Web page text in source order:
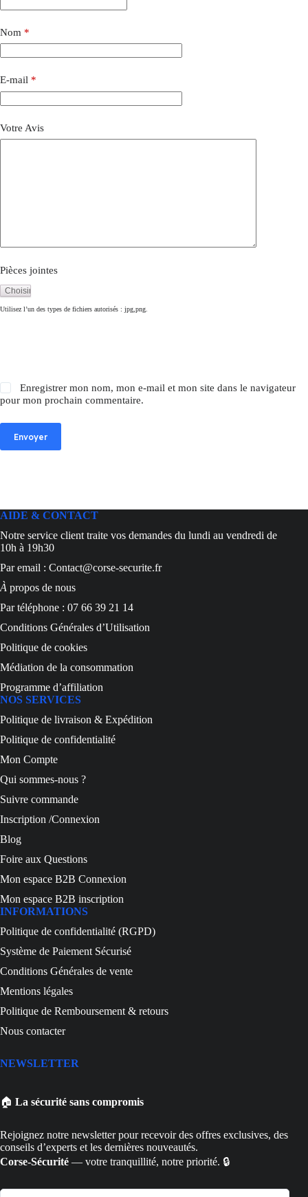
Nom *
E-mail *
Votre Avis
Pièces jointes
Utilisez l’un des types de fichiers autorisés : jpg,png.
Enregistrer mon nom, mon e-mail et mon site dans le navigateur
pour mon prochain commentaire.
Envoyer
AIDE & CONTACT
Notre service client traite vos demandes du lundi au vendredi de
10h à 19h30
Par email : Contact@corse-securite.fr
À propos de nous
Par téléphone : 07 66 39 21 14
Conditions Générales d’Utilisation
Politique de cookies
Médiation de la consommation
Programme d’affiliation
NOS SERVICES
Politique de livraison & Expédition
Politique de confidentialité
Mon Compte
Qui sommes-nous ?
Suivre commande
Inscription /Connexion
Blog
Foire aux Questions
Mon espace B2B Connexion
Mon espace B2B inscription
INFORMATIONS
Politique de confidentialité (RGPD)
Système de Paiement Sécurisé
Conditions Générales de vente
Mentions légales
Politique de Remboursement & retours
Nous contacter
NEWSLETTER
🏠 La sécurité sans compromis
Rejoignez notre newsletter pour recevoir des offres exclusives, des
conseils d’experts et les dernières nouveautés.
Corse-Sécurité — votre tranquillité, notre priorité. 🔒